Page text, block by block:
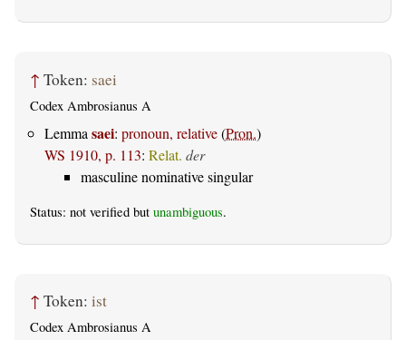
↑ Token: saei
Codex Ambrosianus A
Lemmasaei: pronoun, relative(Pron.)
WS 1910, p. 113: Relat. der
masculine nominative singular
Status: not verified but unambiguous.
↑ Token: ist
Codex Ambrosianus A